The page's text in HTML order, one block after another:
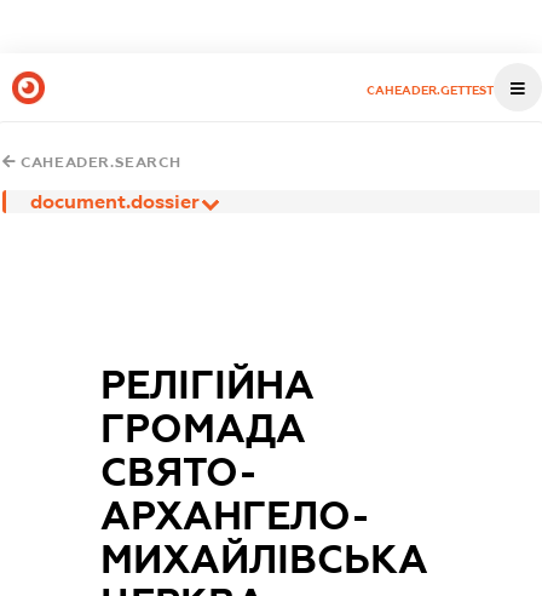
CAHEADER.GETTEST
CAHEADER.SEARCH
document.dossier
РЕЛІГІЙНА
ГРОМАДА
СВЯТО-
АРХАНГЕЛО-
МИХАЙЛІВСЬКА